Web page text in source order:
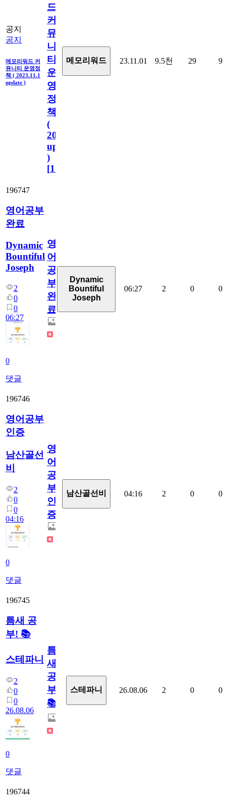
공지
공지
메모리워드 커
뮤니티 운영정
책 ( 2023.11.1
update )
드
커
뮤
니
티
운
영
정
책
(
2023.11.1
update
)
[110
메모리워드 23.11.01 9.5천 29 9
196747
영어공부
완료
Dynamic
Bountiful
Joseph
2
0
0
06:27
0
댓글
영
어
공
부
완
료
Dynamic
Bountiful
Joseph
06:27 2 0 0
196746
영어공부
인증
남산골선
비
2
0
0
04:16
0
댓글
영
어
공
부
인
증
남산골선비 04:16 2 0 0
196745
틈새 공
부! 📚
스테파니
2
0
0
26.08.06
0
댓글
틈
새
공
부!
📚
스테파니 26.08.06 2 0 0
196744